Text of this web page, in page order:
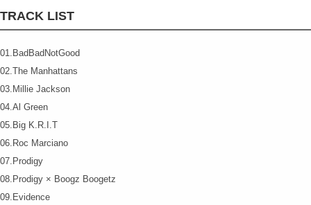
TRACK LIST
01.BadBadNotGood
02.The Manhattans
03.Millie Jackson
04.Al Green
05.Big K.R.I.T
06.Roc Marciano
07.Prodigy
08.Prodigy × Boogz Boogetz
09.Evidence